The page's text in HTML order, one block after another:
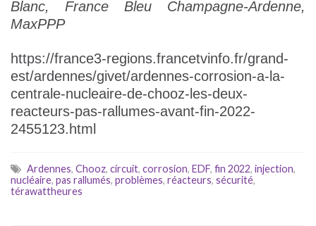
Blanc, France Bleu Champagne-Ardenne,
MaxPPP
https://france3-regions.francetvinfo.fr/grand-
est/ardennes/givet/ardennes-corrosion-a-la-
centrale-nucleaire-de-chooz-les-deux-
reacteurs-pas-rallumes-avant-fin-2022-
2455123.html
Ardennes, Chooz, circuit, corrosion, EDF, fin 2022, injection,
nucléaire, pas rallumés, problèmes, réacteurs, sécurité,
térawattheures